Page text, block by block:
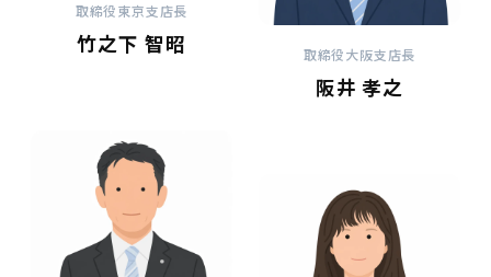
取締役東京支店長
竹之下 智昭 取締役大阪支店長
阪井 孝之